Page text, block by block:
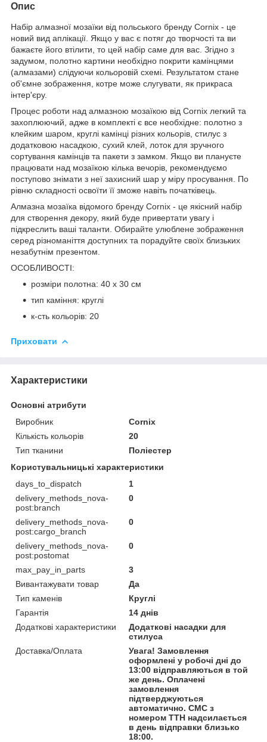
Опис
Набір алмазної мозаїки від польського бренду Cornix - це
новий вид аплікації. Якщо у вас є потяг до творчості та ви
бажаєте його втілити, то цей набір саме для вас. Згідно з
задумом, полотно картини необхідно покрити камінцями
(алмазами) слідуючи кольоровій схемі. Результатом стане
об'ємне зображення, котре може слугувати, як прикраса
інтер'єру.
Процес роботи над алмазною мозаїкою від Cornix легкий та
захоплюючий, адже в комплекті є все необхідне: полотно з
клейким шаром, круглі камінці різних кольорів, стилус з
додатковою насадкою, сухий клей, лоток для зручного
сортування камінців та пакети з замком. Якщо ви плануєте
працювати над мозаїкою кілька вечорів, рекомендуємо
поступово знімати з неї захисний шар у міру просування. По
рівню складності освоїти її зможе навіть початківець.
Алмазна мозаїка відомого бренду Cornix - це якісний набір
для створення декору, який буде привертати увагу і
підкреслить ваші таланти. Обирайте улюблене зображення
серед різноманіття доступних та порадуйте своїх близьких
незабутнім презентом.
ОСОБЛИВОСТІ:
розміри полотна: 40 x 30 см
тип каміння: круглі
к-сть кольорів: 20
Приховати
Характеристики
Основні атрибути
Виробник
Cornix
Кількість кольорів
20
Тип тканини
Поліестер
Користувальницькі характеристики
days_to_dispatch
1
delivery_methods_nova-
post:branch
0
delivery_methods_nova-
post:cargo_branch
0
delivery_methods_nova-
post:postomat
0
max_pay_in_parts
3
Вивантажувати товар
Да
Тип каменів
Круглі
Гарантія
14 днів
Додаткові характеристики
Додаткові насадки для
стилуса
Доставка/Оплата
Увага! Замовлення
оформлені у робочі дні до
13:00 відправляються в той
же день. Оплачені
замовлення
підтверджуються
автоматично. СМС з
номером ТТН надсилається
в день відправки близько
18:00.